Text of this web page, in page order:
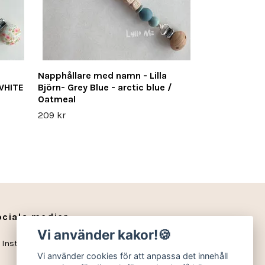
Napphållare med namn - Lilla
Björn- Grey Blue - arctic blue /
Oatmeal
209 kr
medier
Instagram
Vi använder kakor!🍪
Vi använder cookies för att anpassa det innehåll